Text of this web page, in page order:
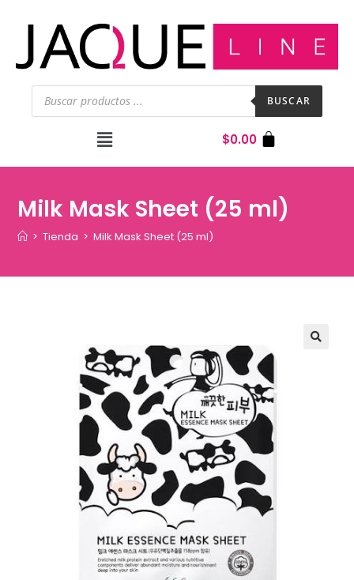
BUSCAR
$0.00
Milk Mask Sheet (25 ml)
> Tienda > Milk Mask Sheet (25 ml)